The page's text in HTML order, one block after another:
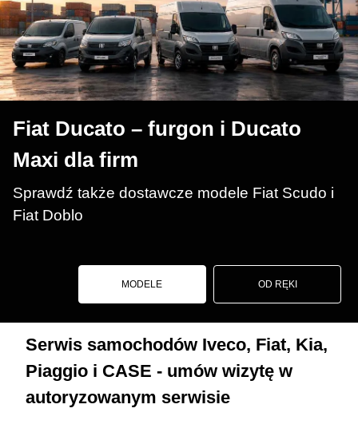
Fiat Ducato – furgon i Ducato
Maxi dla firm
Sprawdź także dostawcze modele Fiat Scudo i
Fiat Doblo
MODELE OD RĘKI
Serwis samochodów Iveco, Fiat, Kia,
Piaggio i CASE - umów wizytę w
autoryzowanym serwisie